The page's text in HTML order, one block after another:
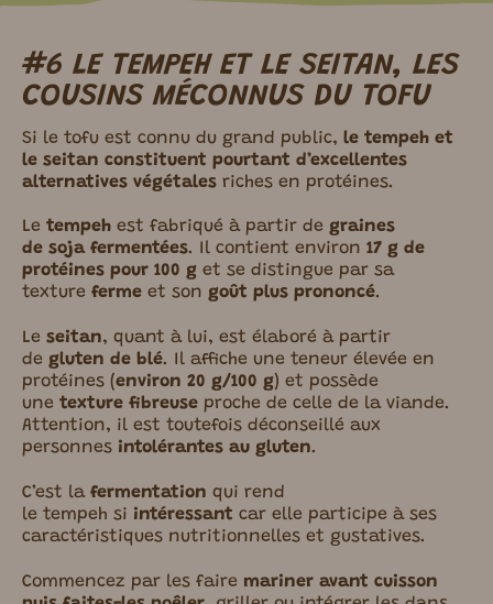
#6 LE TEMPEH ET LE SEITAN, LES
COUSINS MÉCONNUS DU TOFU
Si le tofu est connu du grand public, le tempeh et
le seitan constituent pourtant d’excellentes
alternatives végétales riches en protéines.
Le tempeh est fabriqué à partir de graines
de soja fermentées. Il contient environ 17 g de
protéines pour 100 g et se distingue par sa
texture ferme et son goût plus prononcé.
Le seitan, quant à lui, est élaboré à partir
de gluten de blé. Il affiche une teneur élevée en
protéines (environ 20 g/100 g) et possède
une texture fibreuse proche de celle de la viande.
Attention, il est toutefois déconseillé aux
personnes intolérantes au gluten.
C’est lafermentation qui rend
le tempeh si intéressant car elle participe à ses
caractéristiques nutritionnelles et gustatives.
Commencez par les faire mariner avant cuisson